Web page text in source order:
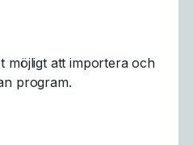
möjligt att importera och
program.